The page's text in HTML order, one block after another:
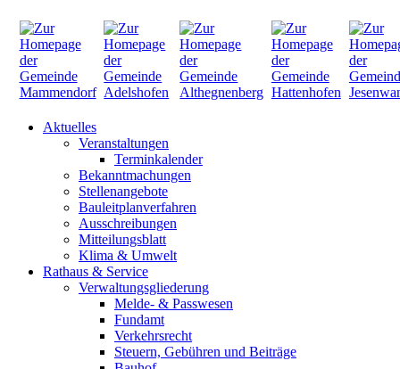
Aktuelles
Veranstaltungen
Terminkalender
Bekanntmachungen
Stellenangebote
Bauleitplanverfahren
Ausschreibungen
Mitteilungsblatt
Klima & Umwelt
Rathaus & Service
Verwaltungsgliederung
Melde- & Passwesen
Fundamt
Verkehrsrecht
Steuern, Gebühren und Beiträge